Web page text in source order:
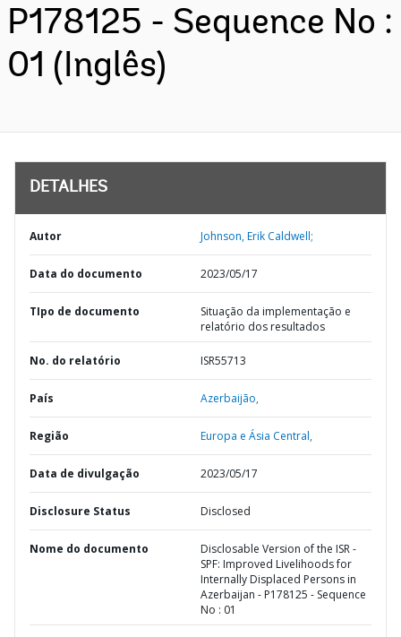
P178125 - Sequence No :
01 (Inglês)
DETALHES
Autor Johnson, Erik Caldwell;
Data do documento 2023/05/17
TIpo de documento
Situação da implementação e
relatório dos resultados
No. do relatório ISR55713
País Azerbaijão,
Região Europa e Ásia Central,
Data de divulgação 2023/05/17
Disclosure Status Disclosed
Nome do documento
Disclosable Version of the ISR -
SPF: Improved Livelihoods for
Internally Displaced Persons in
Azerbaijan - P178125 - Sequence
No : 01